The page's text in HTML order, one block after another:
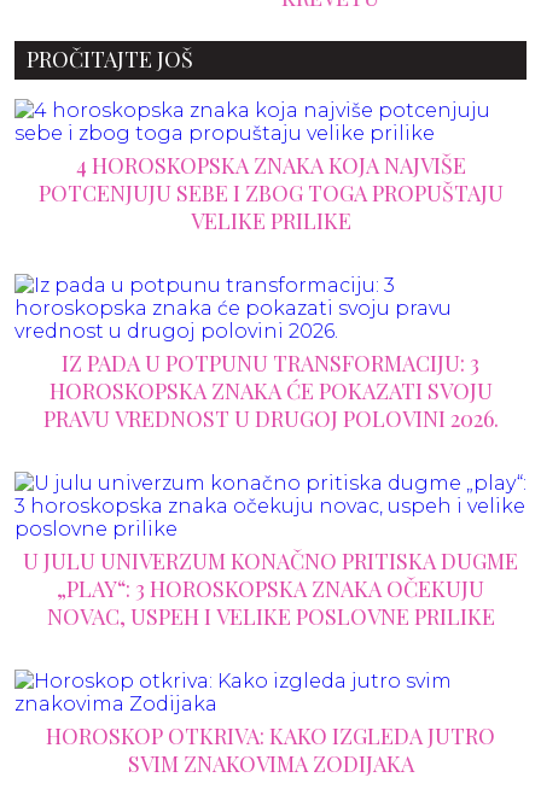
PROČITAJTE JOŠ
4 HOROSKOPSKA ZNAKA KOJA NAJVIŠE
POTCENJUJU SEBE I ZBOG TOGA PROPUŠTAJU
VELIKE PRILIKE
IZ PADA U POTPUNU TRANSFORMACIJU: 3
HOROSKOPSKA ZNAKA ĆE POKAZATI SVOJU
PRAVU VREDNOST U DRUGOJ POLOVINI 2026.
U JULU UNIVERZUM KONAČNO PRITISKA DUGME
„PLAY“: 3 HOROSKOPSKA ZNAKA OČEKUJU
NOVAC, USPEH I VELIKE POSLOVNE PRILIKE
HOROSKOP OTKRIVA: KAKO IZGLEDA JUTRO
SVIM ZNAKOVIMA ZODIJAKA